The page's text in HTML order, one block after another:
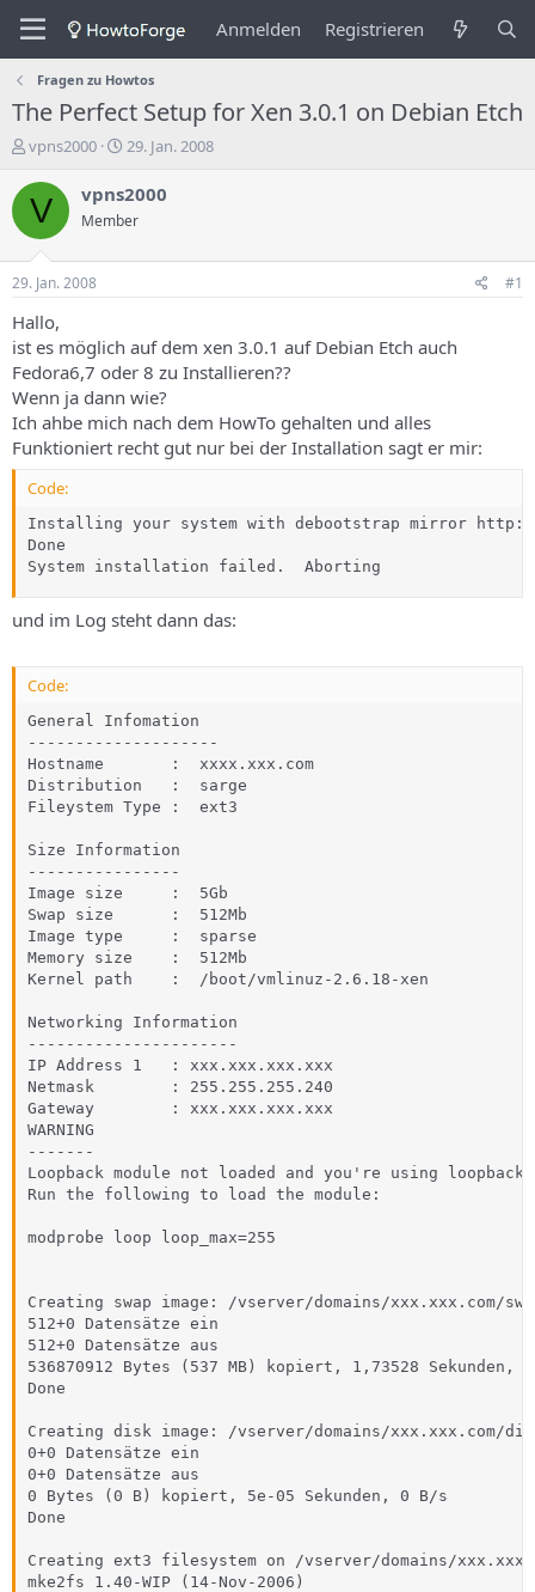
Anmelden Registrieren
Fragen zu Howtos
The Perfect Setup for Xen 3.0.1 on Debian Etch
E
s
t
e
e
r
d
e
s
T
h
e
a
vpns2000
E
s
e
s
d
a
t
u
29. Jan. 2008
V vpns2000
Member
29. Jan. 2008 #1
Hallo,
ist es möglich auf dem xen 3.0.1 auf Debian Etch auch
Fedora6,7 oder 8 zu Installieren??
Wenn ja dann wie?
Ich ahbe mich nach dem HowTo gehalten und alles
Funktioniert recht gut nur bei der Installation sagt er mir:
Code:
Installing your system with debootstrap mirror
Done
System installation failed.  Aborting
und im Log steht dann das:
Code:
General Infomation
--------------------
Hostname       :  xxxx.xxx.com
Distribution   :  sarge
Fileystem Type :  ext3
Size Information
----------------
Image size     :  5Gb
Swap size      :  512Mb
Image type     :  sparse
Memory size    :  512Mb
Kernel path    :  /boot/vmlinuz-2.6.18-xen
Networking Information
----------------------
IP Address 1   : xxx.xxx.xxx.xxx
Netmask        : 255.255.255.240
Gateway        : xxx.xxx.xxx.xxx
WARNING
-------
Loopback module not loaded and you're using loopback
Run the following to load the module:
modprobe loop loop_max=255
Creating swap image: /vserver/domains/xxx.xxx.com/
512+0 Datensätze ein
512+0 Datensätze aus
536870912 Bytes (537 MB) kopiert, 1,73528 Sekunden,
Done
Creating disk image: /vserver/domains/xxx.xxx.com/
0+0 Datensätze ein
0+0 Datensätze aus
0 Bytes (0 B) kopiert, 5e-05 Sekunden, 0 B/s
Done
Creating ext3 filesystem on /vserver/domains/
mke2fs 1.40-WIP (14-Nov-2006)